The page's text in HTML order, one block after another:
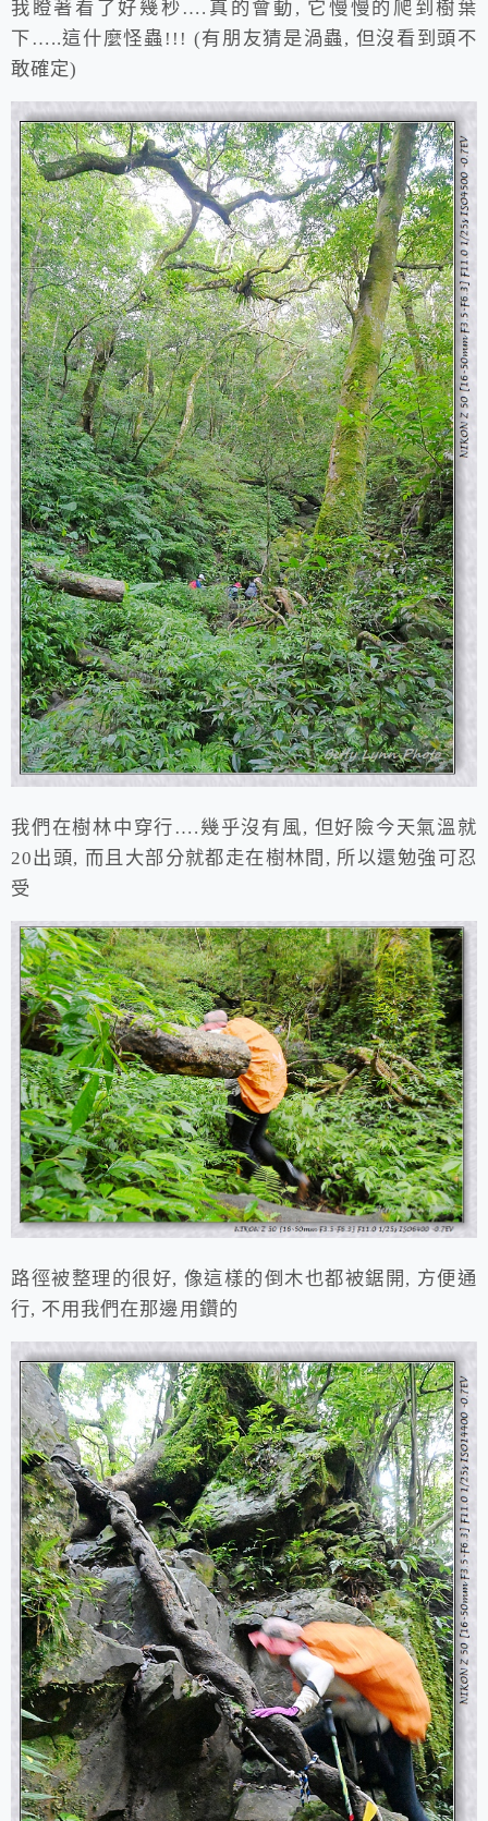
我瞪著看了好幾秒….真的會動, 它慢慢的爬到樹葉
下…..這什麼怪蟲!!! (有朋友猜是渦蟲, 但沒看到頭不
敢確定)
我們在樹林中穿行….幾乎沒有風, 但好險今天氣溫就
20出頭, 而且大部分就都走在樹林間, 所以還勉強可忍
受
路徑被整理的很好, 像這樣的倒木也都被鋸開, 方便通
行, 不用我們在那邊用鑽的